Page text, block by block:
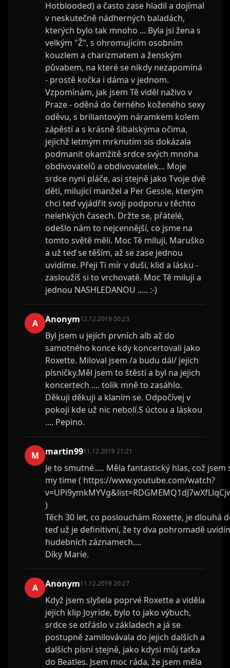
Hotblooded) a často zase hladil a dojímal
v neskutečně nádherných baladách,
kterých bylo tak mnoho ... Byla jsi žena s
velkým "Ž", s ohromujícím osobním
kouzlem a charizmatem a ženským
půvabem, na které se nikdy nezapomíná
- prostě kočka i dáma v jednom.
Vzpomínám, jak jsem Tě viděl naživo v
Praze - oděná do černého koženého sexy
oděvu, s briliantovým náramkem kolem
zápěstí a s krásně šibalskýma očima,
jejichž letmým mrknutím sis dokázala
podmanit okamžitě srdce svých mnoha
obdivovatelů a obdivovatelek... Moje
srdce nyní pláče, asi stejně jako Tvoje dvě
děti, milující manžel a Per Gessle, kterým
chci teď vyjádřit svoji podporu v těchto
nelehkých časech. Držte se, přátelé,
odešlo nám to nejcennější, co jsme na
tomto světě měli. Moc Tě miluji, Maruško
a už teď se těším, až se zase jednou
uvidíme. Přeji Ti mír v duši, klid a lásku -
zasloužíš si to vrchovatě. Moc Tě miluji a
jednou NASHLEDANOU ..... :-)
A Anonym12.12.2019 00:23
Byl jsem u jejích prvních alb až do
samotného konce kdy koncertovali jako
Roxette. Miloval jsem /a budu dál/ jejich
písničky.Měl jsem to štěstí a byl na jejich
koncertech .... tolik mně to zasáhlo.
Děkuji děkuji a klaním se. Odpočívej v
pokoji kde už nic nebolí.S úctou a láskou
.... Pepino.
M martin9911.12.2019 21:21
Je to smutné..... Měla fantastický hlas, což
my time ( https://www.youtube.com/watch?
)
Těch 30 let, co poslouchám Roxette, je dlouhá
teď už je definitivní, že ty dva pohromadě
hudebních záznamech....
Díky Marie.
A Anonym11.12.2019 20:27
Když jsem slyšela poprvé Roxette a viděla
jejich klip Joyride, bylo to jako výbuch,
srdce se otřáslo v základech a já se
postupně zamilovávala do jejich dalších a
dalších písní stejně, jako kdysi můj taťka
do Beatles. Jsem moc ráda, že jsem měla